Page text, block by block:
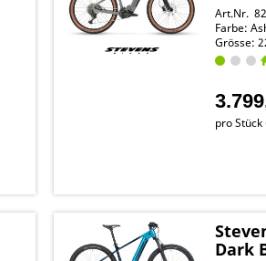
Art.Nr.
Farbe:
Grösse:
pro Stück
Dark